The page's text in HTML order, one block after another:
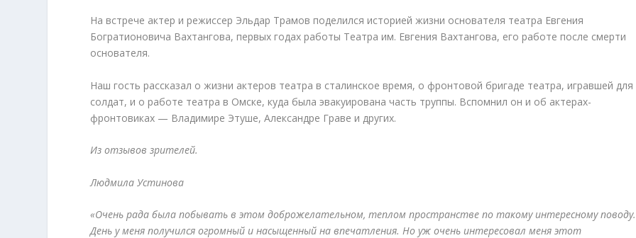
На встрече актер и режиссер Эльдар Трамов поделился историей жизни основателя театра Евгения
Богратионовича Вахтангова, первых годах работы Театра им. Евгения Вахтангова, его работе после смерти
основателя.
Наш гость рассказал о жизни актеров театра в сталинское время, о фронтовой бригаде театра, игравшей для
солдат, и о работе театра в Омске, куда была эвакуирована часть труппы. Вспомнил он и об актерах-
фронтовиках — Владимире Этуше, Александре Граве и других.
Из отзывов зрителей.
Людмила Устинова
«Очень рада была побывать в этом доброжелательном, теплом пространстве по такому интересному поводу.
День у меня получился огромный и насыщенный на впечатления. Но уж очень интересовал меня этот